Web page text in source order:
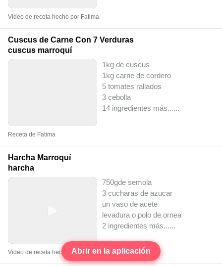
Video de receta hecho por Fatima
Cuscus de Carne Con 7 Verduras
cuscus marroquí
1kg de cuscus
1kg carne de cordero
5 tomates rallados
3 cebolla
14 ingredientes más......
Receta de Fatima
Harcha Marroquí
harcha
750gde semola
3 cucharas de azucar
un vaso de acete
levadura o polo de ornea
2 ingredientes más......
Video de receta hecho por FatimaAbrir en la aplicación